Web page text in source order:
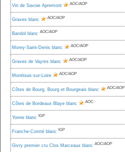
Vin de Savoie Apremont AOC/AOP
Graves blanc AOC/AOP
Bandol blanc AOC/AOP
Morey-Saint-Denis blanc AOC/AOP
Graves de Vayres blanc AOC/AOP
Montlouis-sur-Loire AOC/AOP
Côtes de Bourg, Bourg et Bourgeais blanc AOC/AOP
Côtes de Bordeaux Blaye blanc AOC
Yonne blanc IGP
Franche-Comté blanc IGP
Givry premier cru Clos Marceaux blanc AOC/AOP